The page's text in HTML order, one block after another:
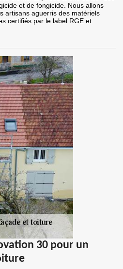
et de fongicide. Nous allons
artisans aguerris des matériels
certifiés par le label RGE et
30 pour un